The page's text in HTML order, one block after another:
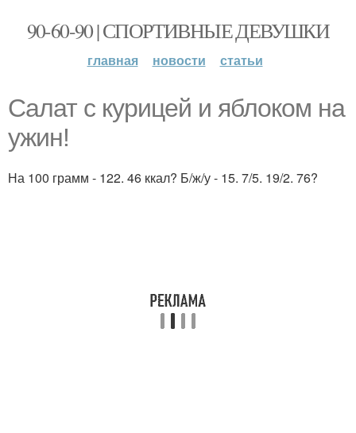
90-60-90 | СПОРТИВНЫЕ ДЕВУШКИ
главная новости статьи
Салат с курицей и яблоком на
ужин!
На 100 грамм - 122. 46 ккал? Б/ж/у - 15. 7/5. 19/2. 76?